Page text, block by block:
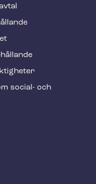
social- och